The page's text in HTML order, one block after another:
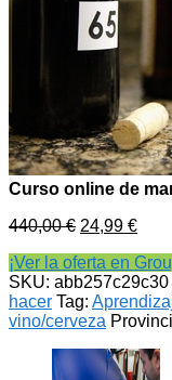
Curso online de
440,00€ 24,99 €
¡Ver la oferta en
SKU: abb257c29c30
hacer Tag:
vino/cerveza